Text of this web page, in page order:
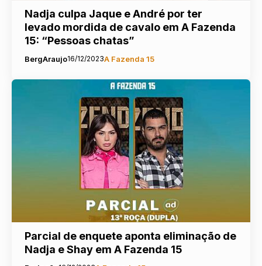
Nadja culpa Jaque e André por ter
levado mordida de cavalo em A Fazenda
15: “Pessoas chatas”
BergAraujo16/12/2023A Fazenda 15
Parcial de enquete aponta eliminação de
Nadja e Shay em A Fazenda 15